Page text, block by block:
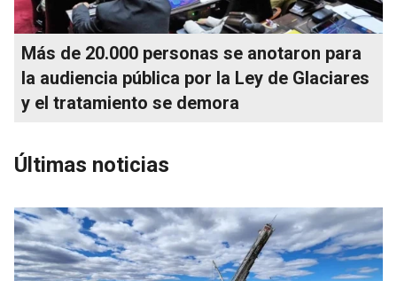
Más de 20.000 personas se anotaron para
la audiencia pública por la Ley de Glaciares
y el tratamiento se demora
Últimas noticias